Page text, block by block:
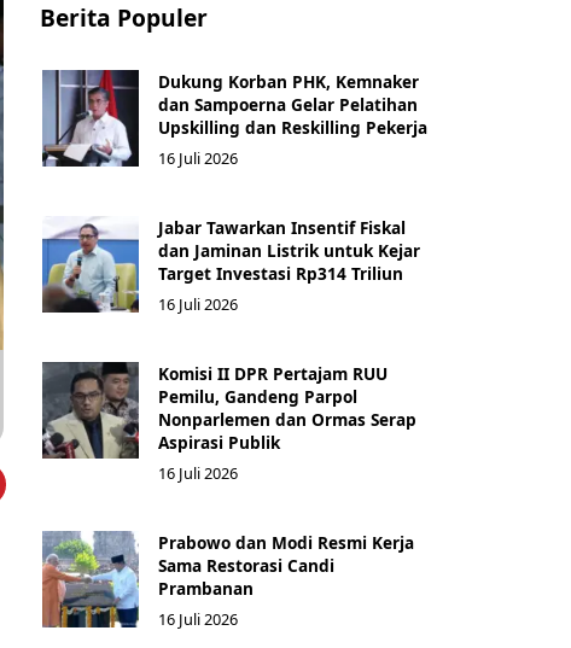
Berita Populer
Dukung Korban PHK, Kemnaker
dan Sampoerna Gelar Pelatihan
Upskilling dan Reskilling Pekerja
16 Juli 2026
Jabar Tawarkan Insentif Fiskal
dan Jaminan Listrik untuk Kejar
Target Investasi Rp314 Triliun
16 Juli 2026
Komisi II DPR Pertajam RUU
Pemilu, Gandeng Parpol
Nonparlemen dan Ormas Serap
Aspirasi Publik
16 Juli 2026
Prabowo dan Modi Resmi Kerja
Sama Restorasi Candi
Prambanan
16 Juli 2026